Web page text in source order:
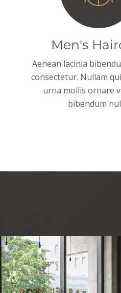
Men's
Aenean lacinia
consectetur. Nullam
urna mollis ornare
bibendum